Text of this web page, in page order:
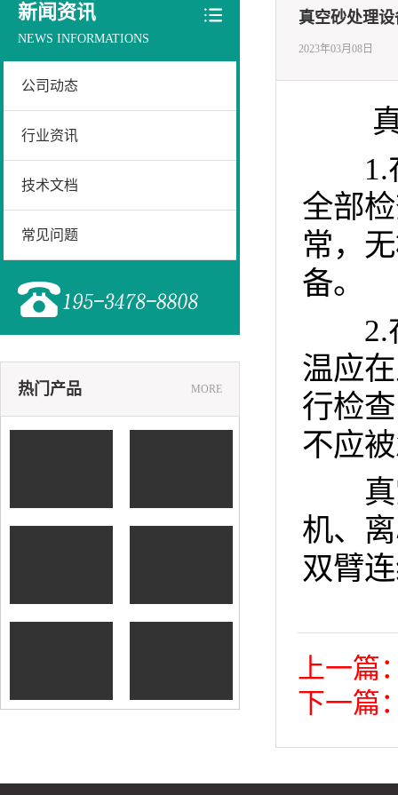
新闻资讯
NEWS INFORMATIONS
公司动态
行业资讯
技术文档
常见问题
热门产品 MORE
真空砂处理
2023年03月08日
真空
1.在
全部
常，
备。
2.在
温应
行检
不应
真空
机、
双臂
上一篇
下一篇